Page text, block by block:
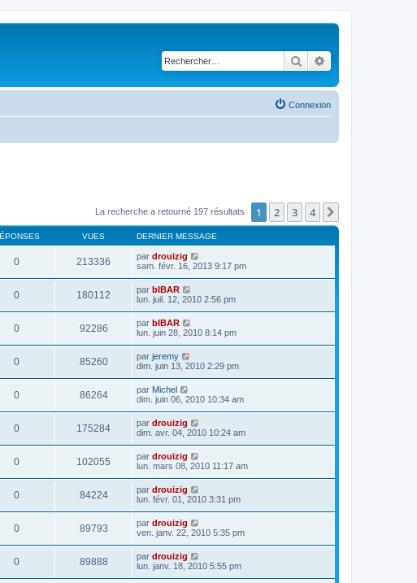
Rechercher
Connexion
La recherche a retourné 197 résultats 1 2 3 4
VUES DERNIER MESSAGE
0 213336 par drouizig
sam. févr. 16, 2013 9:17 pm
0 180112 par bIBAR
lun. juil. 12, 2010 2:56 pm
0 92286 par bIBAR
lun. juin 28, 2010 8:14 pm
0 85260 par jeremy
dim. juin 13, 2010 2:29 pm
0 86264 par Michel
dim. juin 06, 2010 10:34 am
0 175284 par drouizig
dim. avr. 04, 2010 10:24 am
0 102055 par drouizig
lun. mars 08, 2010 11:17 am
0 84224 par drouizig
lun. févr. 01, 2010 3:31 pm
0 89793 par drouizig
ven. janv. 22, 2010 5:35 pm
0 89888 par drouizig
lun. janv. 18, 2010 5:55 pm